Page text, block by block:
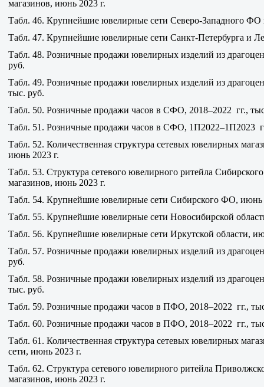
магазинов, июнь 2023 г.
Табл. 46. Крупнейшие ювелирные сети Северо-Западного ФО
Табл. 47. Крупнейшие ювелирные сети Санкт-Петербурга и
Табл. 48. Розничные продажи ювелирных изделий из
руб.
Табл. 49. Розничные продажи ювелирных изделий из
тыс. руб.
Табл. 50. Розничные продажи часов в СФО, 2018–2022 гг.,
Табл. 51. Розничные продажи часов в СФО, 1П2022–1П2023
Табл. 52. Количественная структура сетевых ювелирных
июнь 2023 г.
Табл. 53. Структура сетевого ювелирного ритейла
магазинов, июнь 2023 г.
Табл. 54. Крупнейшие ювелирные сети Сибирского ФО, июнь
Табл. 55. Крупнейшие ювелирные сети Новосибирской
Табл. 56. Крупнейшие ювелирные сети Иркутской области,
Табл. 57. Розничные продажи ювелирных изделий из
руб.
Табл. 58. Розничные продажи ювелирных изделий из
тыс. руб.
Табл. 59. Розничные продажи часов в ПФО, 2018–2022 гг.,
Табл. 60. Розничные продажи часов в ПФО, 2018–2022 гг.,
Табл. 61. Количественная структура сетевых ювелирных
сети, июнь 2023 г.
Табл. 62. Структура сетевого ювелирного ритейла
магазинов, июнь 2023 г.